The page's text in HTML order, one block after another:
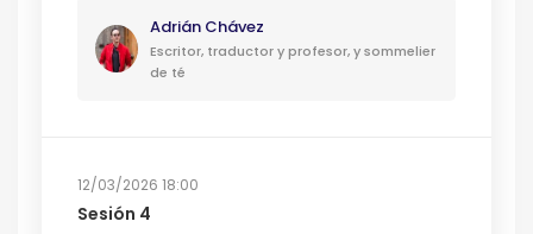
Adrián Chávez
Escritor, traductor y profesor, y sommelier
de té
12/03/2026 18:00
Sesión 4